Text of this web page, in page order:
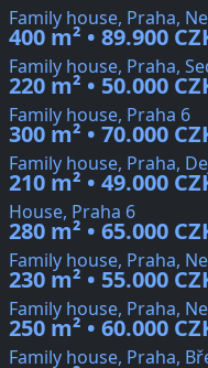
Family house, Praha,
400 m² • 89.900
Family house, Praha,
220 m² • 50.000
Family house, Praha 6
300 m² • 70.000
Family house, Praha,
210 m² • 49.000
House, Praha 6
280 m² • 65.000
Family house, Praha,
230 m² • 55.000
Family house, Praha,
250 m² • 60.000
Family house, Praha,